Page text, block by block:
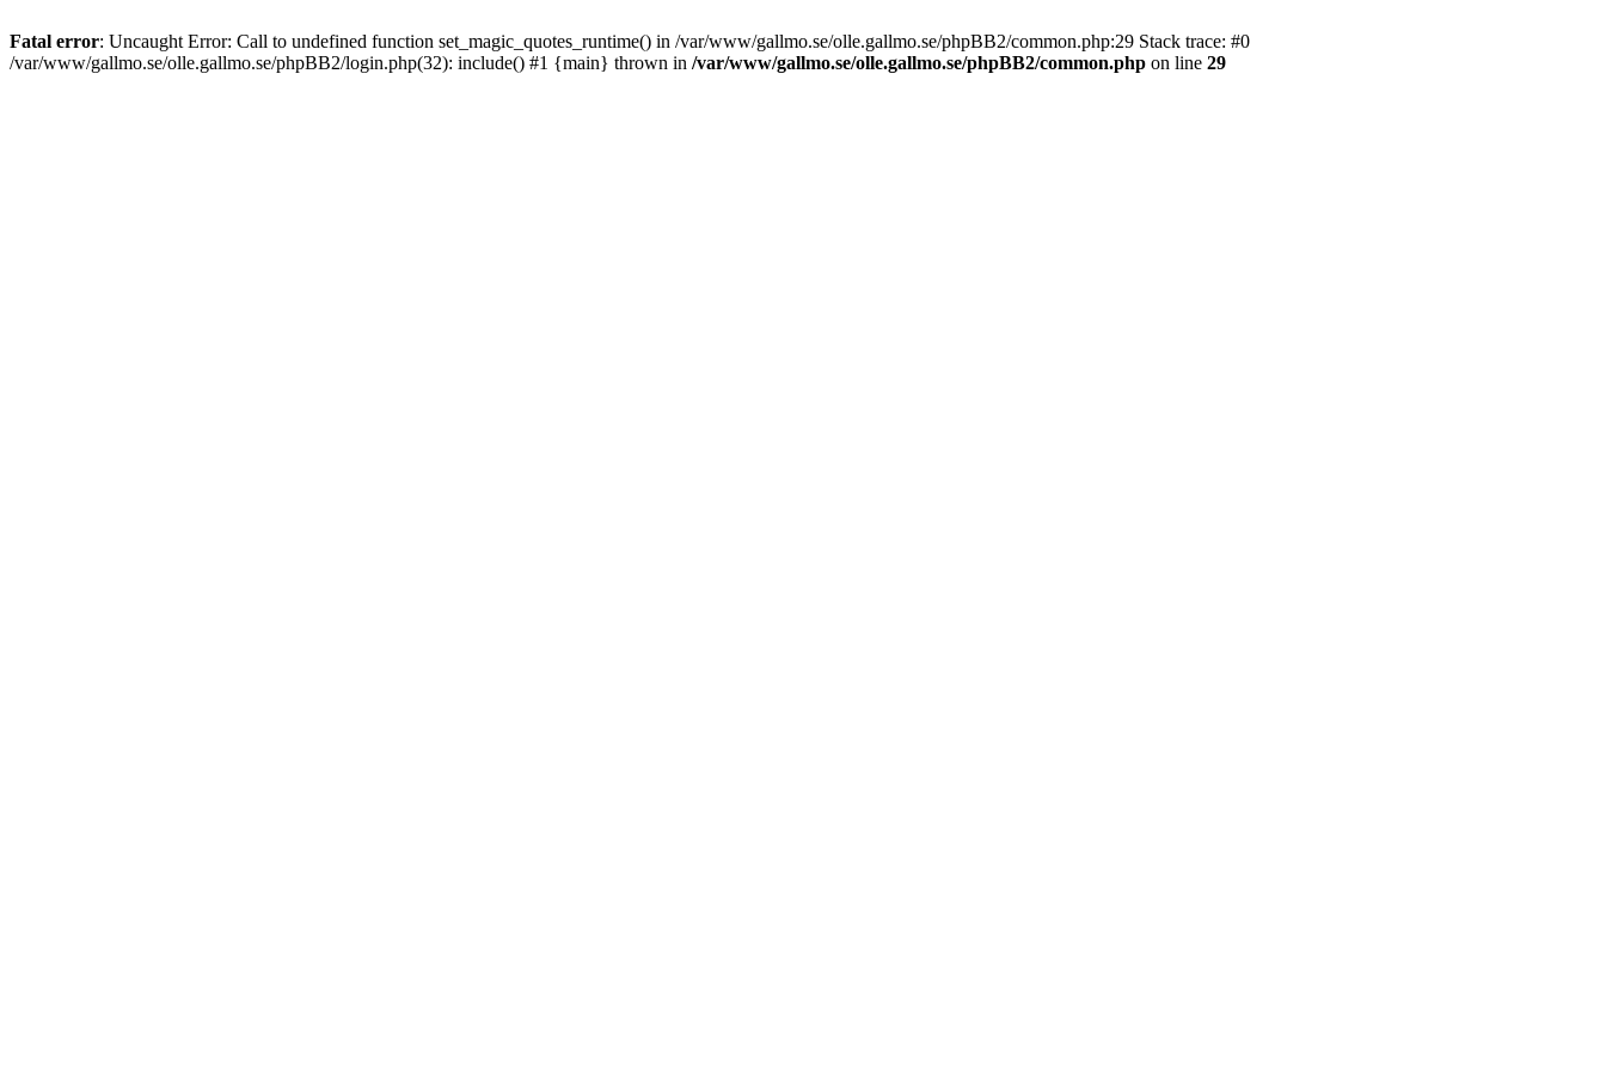
Fatal error: Uncaught Error: Call to undefined function set_magic_quotes_runtime() in /var/www/gallmo.se/olle.gallmo.se/phpBB2/common.php:29 Stack trace: #0
/var/www/gallmo.se/olle.gallmo.se/phpBB2/login.php(32): include() #1 {main} thrown in /var/www/gallmo.se/olle.gallmo.se/phpBB2/common.php on line 29